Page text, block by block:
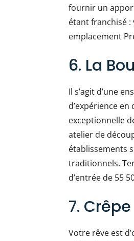
fournir un
étant franchisé :
emplacement
6. La
Il s’agit d’une
d’expérience
exceptionnelle
atelier de
établissements
traditionnels.
d’entrée de 55
7.
Votre rêve est